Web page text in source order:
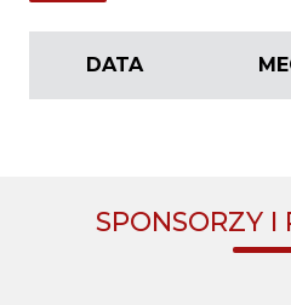
DATA
SPONSORZY I